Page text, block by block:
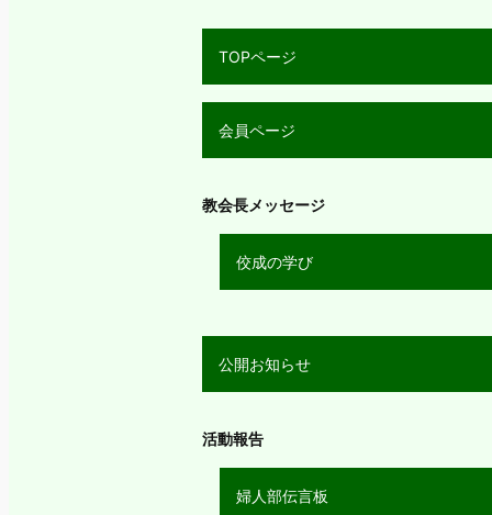
TOPページ
会員ページ
教会長メッセージ
佼成の学び
公開お知らせ
活動報告
婦人部伝言板